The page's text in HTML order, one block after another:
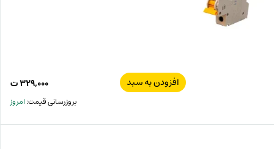
افزودن به سبد ۳۲۹,۰۰۰ت
بروزرسانی قیمت:امروز